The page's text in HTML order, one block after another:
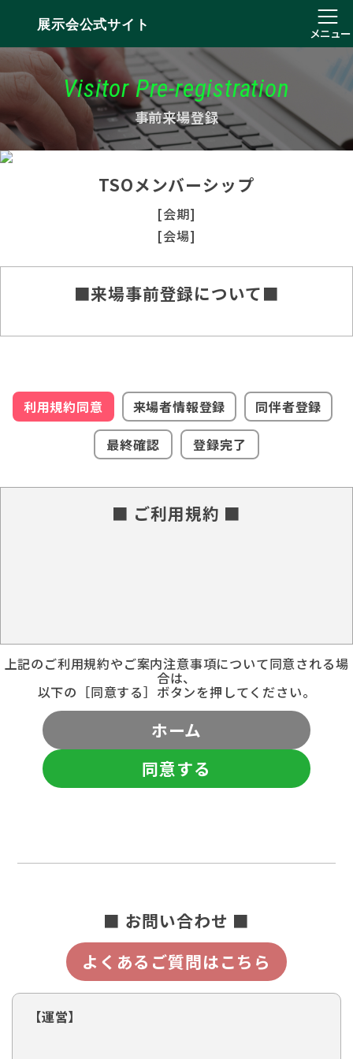
展示会公式サイト
メニュー
Visitor Pre-registration
事前来場登録
TSOメンバーシップ
[会期]
[会場]
■来場事前登録について■
利用規約同意 来場者情報登録
同伴者登録
最終確認
登録完了
■ ご利用規約 ■
上記のご利用規約やご案内注意事項について同意される場
合は、
以下の［同意する］ボタンを押してください。
ホーム
同意する
■ お問い合わせ ■
よくあるご質問はこちら
【運営】